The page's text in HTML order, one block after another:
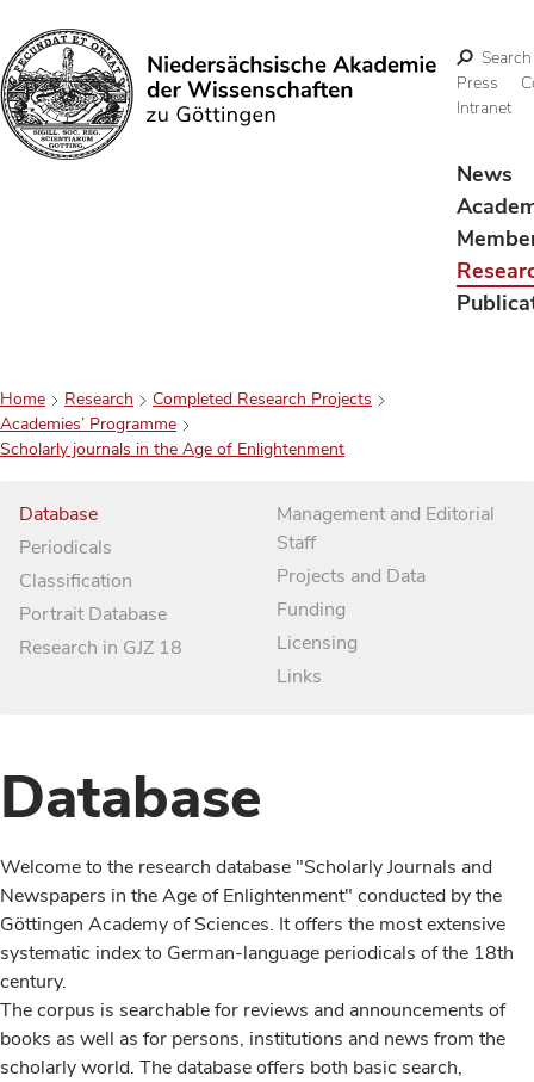
Search
Search
Press
Intranet
News
Home Research
Completed Research Projects
Academies’ Programme
Scholarly journals in the Age of Enlightenment
Database
Periodicals
Classification
Portrait Database
Research in GJZ 18
Management and Editorial
Staff
Projects and Data
Funding
Licensing
Links
Database
Welcome to the research database "Scholarly Journals and
Newspapers in the Age of Enlightenment" conducted by the
Göttingen Academy of Sciences. It offers the most extensive
systematic index to German-language periodicals of the 18th
century.
The corpus is searchable for reviews and announcements of
books as well as for persons, institutions and news from the
scholarly world. The database offers both basic search,